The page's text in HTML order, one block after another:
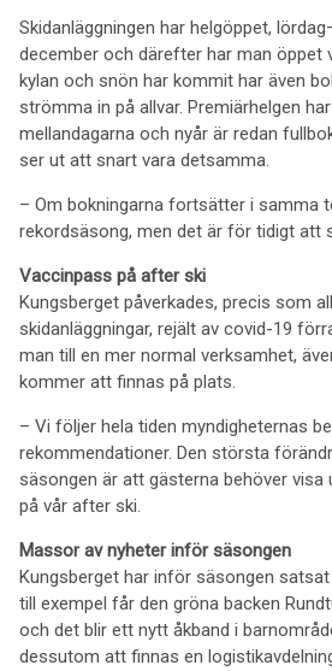
Skidanläggningen har helgöppet,
december och därefter har man öppet
kylan och snön har kommit har även
strömma in på allvar. Premiärhelgen
mellandagarna och nyår är redan
ser ut att snart vara detsamma.
– Om bokningarna fortsätter i samma
rekordsäsong, men det är för tidigt att
Vaccinpass på after ski
Kungsberget påverkades, precis som
skidanläggningar, rejält av covid-19
man till en mer normal verksamhet,
kommer att finnas på plats.
– Vi följer hela tiden myndigheternas
rekommendationer. Den största
säsongen är att gästerna behöver visa
på vår after ski.
Massor av nyheter inför säsongen
Kungsberget har inför säsongen satsat
till exempel får den gröna backen
och det blir ett nytt åkband i
dessutom att finnas en